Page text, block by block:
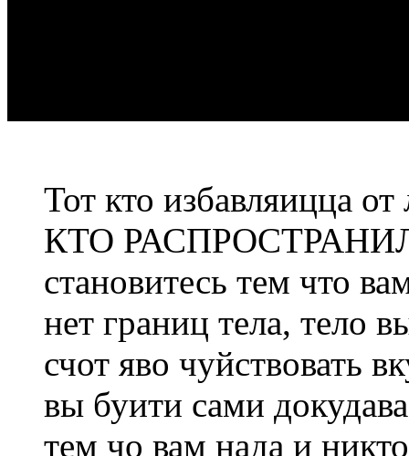
Тот кто избавляицца
КТО
становитесь тем что
нет границ тела, тело
счот яво чуйствовать
вы буити сами
тем чо вам нада и